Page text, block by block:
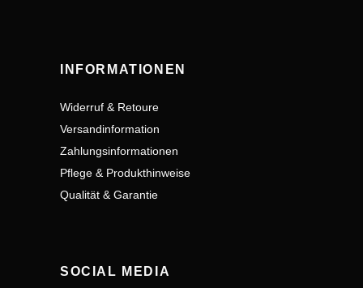
INFORMATIONEN
Widerruf & Retoure
Versandinformation
Zahlungsinformationen
Pflege & Produkthinweise
Qualität & Garantie
SOCIAL MEDIA